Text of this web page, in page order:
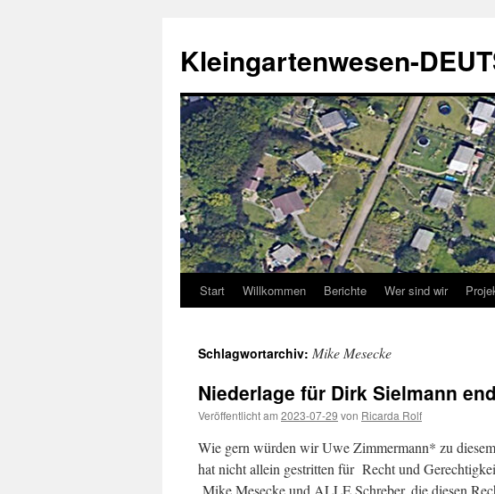
springen
Kleingartenwesen-
Start Willkommen Berichte Wer sind wir
Schlagwortarchiv: Mike Mesecke
Niederlage für Dirk Sielmann
Veröffentlicht am 2023-07-29 von Ricarda Rolf
Wie gern würden wir Uwe Zimmermann* zu
hat nicht allein gestritten für Recht und
Mike Mesecke und ALLE Schreber, die diesen